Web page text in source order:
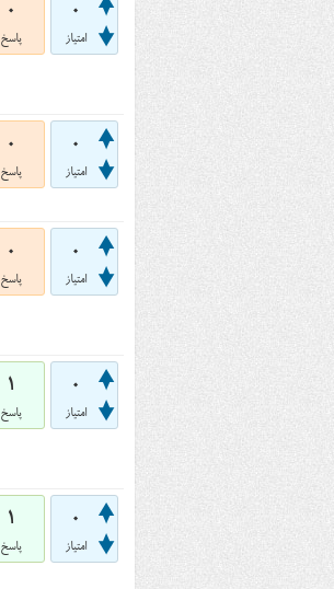
0
امتیاز
0
پاسخ
0
امتیاز
0
پاسخ
0
امتیاز
0
پاسخ
0
امتیاز
1
پاسخ
0
امتیاز
1
پاسخ